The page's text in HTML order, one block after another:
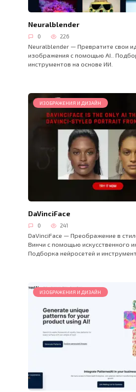
Neuralblender
0 226
Neuralblender — Превратите свои
изображения с помощью AI..
инструментов на основе ИИ.
ИЗОБРАЖЕНИЯ И ДИЗАЙН
DaVinciFace
0 241
DaVinciFace — Преображение в
Винчи с помощью искусственного
Подборка нейросетей и
ИЗОБРАЖЕНИЯ И ДИЗАЙН